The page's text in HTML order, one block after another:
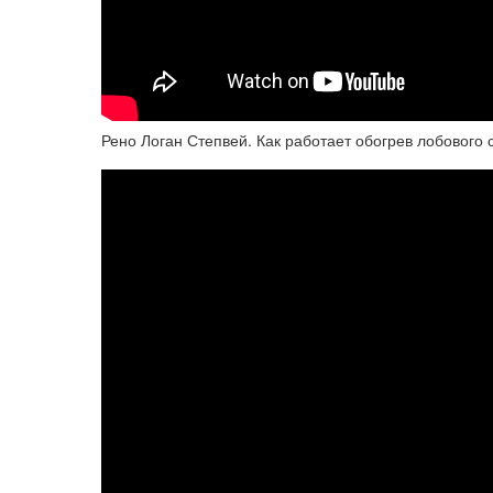
Рено Логан Степвей. Как работает обогрев лобового